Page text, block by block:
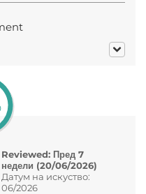
Reviewed: Пред 7
недели (20/06/2026)
Датум на искуство:
06/2026